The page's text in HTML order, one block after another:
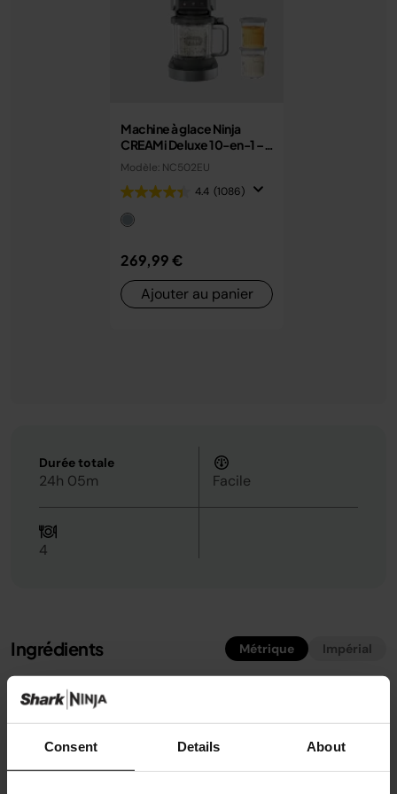
Consent Details About
Machine à glace Ninja
CREAMi Deluxe 10-en-1 –
Glaces, sorbets et gelato
maison
Modèle: NC502EU
4.4 (1086)
269,99 €
Ajouter au panier
Durée totale
24h 05m Facile
4
Ingrédients Métrique Impérial
4 cuillères à soupe
100ml
de crème entière épaisse